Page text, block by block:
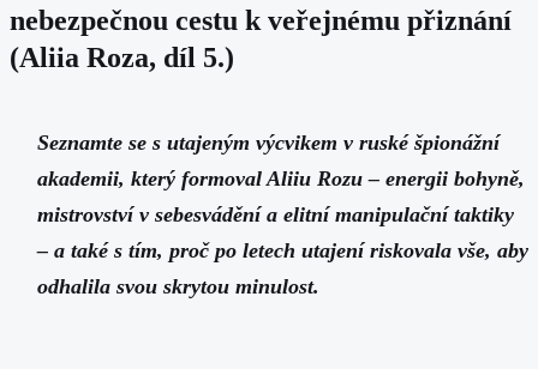
nebezpečnou cestu k veřejnému přiznání
(Aliia Roza, díl 5.)
Seznamte se s utajeným výcvikem v ruské špionážní
akademii, který formoval Aliiu Rozu – energii bohyně,
mistrovství v sebesvádění a elitní manipulační taktiky
– a také s tím, proč po letech utajení riskovala vše, aby
odhalila svou skrytou minulost.